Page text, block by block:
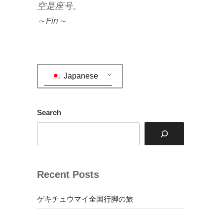
空是座号。
～Fin～
Japanese
Search
Recent Posts
ゲキチュウマイ全国行脚の旅